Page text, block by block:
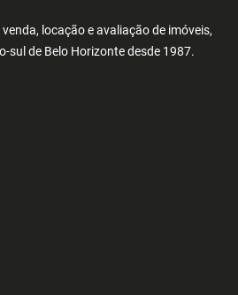
locação e avaliação de imóveis,
sul de Belo Horizonte desde 1987.